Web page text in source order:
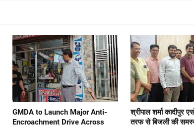
GMDA to Launch Major Anti-
Encroachment Drive Across
श्रीपाल शर्मा कादीपुर
तरफ से बिजली की